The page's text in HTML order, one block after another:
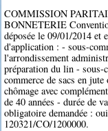
COMMISSION
BONNETERIE
déposée le 09/01/2014 et
d'application : - sous-
l'arrondissement
préparation du lin -
commerce de sacs en
chômage avec
de 40 années - durée de
obligatoire demandée :
120321/CO/1200000.